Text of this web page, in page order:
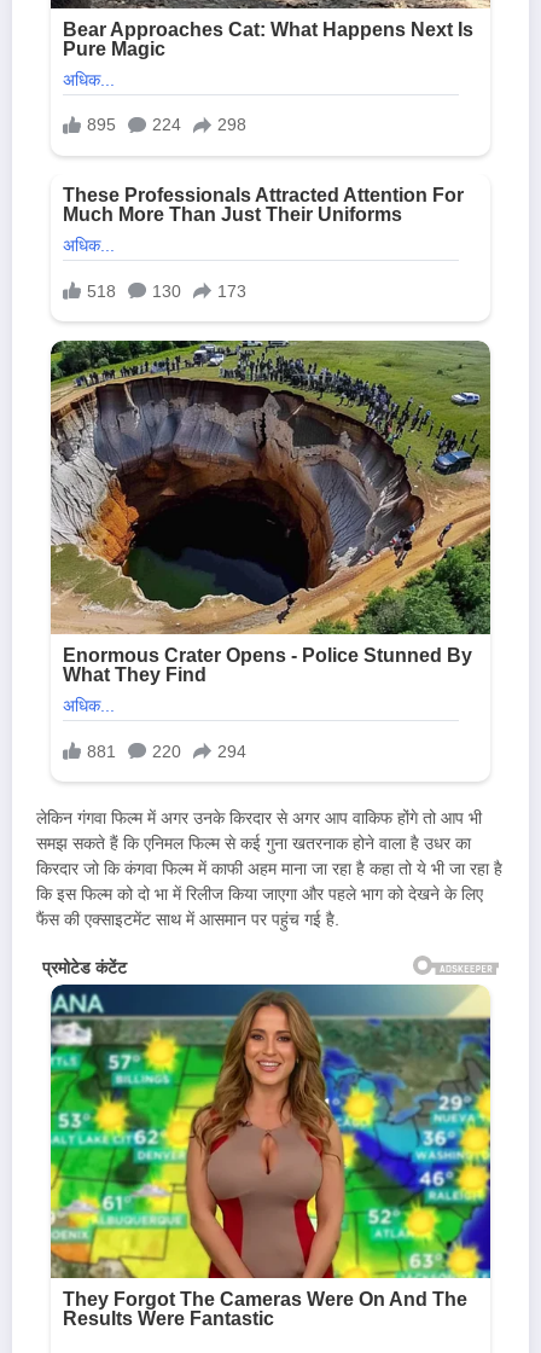
लेकिन गंगवा फिल्म में अगर उनके किरदार से अगर आप वाकिफ होंगे तो आप भी
समझ सकते हैं कि एनिमल फिल्म से कई गुना खतरनाक होने वाला है उधर का
किरदार जो कि कंगवा फिल्म में काफी अहम माना जा रहा है कहा तो ये भी जा रहा है
कि इस फिल्म को दो भा में रिलीज किया जाएगा और पहले भाग को देखने के लिए
फैंस की एक्साइटमेंट साथ में आसमान पर पहुंच गई है.